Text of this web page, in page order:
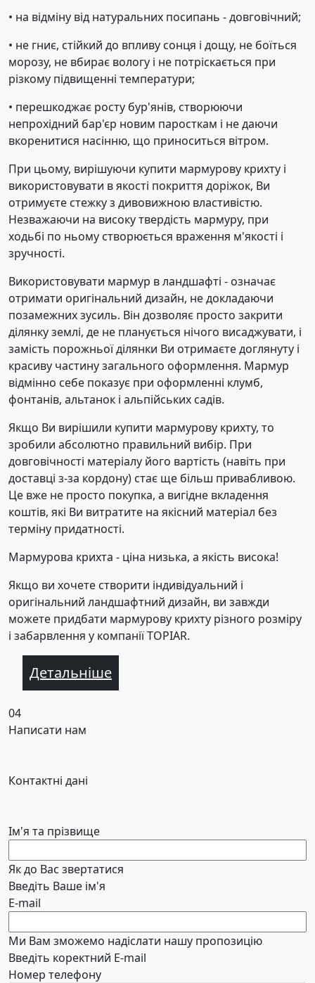
• на відміну від натуральних посипань - довговічний;
• не гниє, стійкий до впливу сонця і дощу, не боїться
морозу, не вбирає вологу і не потріскається при
різкому підвищенні температури;
• перешкоджає росту бур'янів, створюючи
непрохідний бар'єр новим паросткам і не даючи
вкоренитися насінню, що приноситься вітром.
При цьому, вирішуючи купити мармурову крихту і
використовувати в якості покриття доріжок, Ви
отримуєте стежку з дивовижною властивістю.
Незважаючи на високу твердість мармуру, при
ходьбі по ньому створюється враження м'якості і
зручності.
Використовувати мармур в ландшафті - означає
отримати оригінальний дизайн, не докладаючи
позамежних зусиль. Він дозволяє просто закрити
ділянку землі, де не планується нічого висаджувати, і
замість порожньої ділянки Ви отримаєте доглянуту і
красиву частину загального оформлення. Мармур
відмінно себе показує при оформленні клумб,
фонтанів, альтанок і альпійських садів.
Якщо Ви вирішили купити мармурову крихту, то
зробили абсолютно правильний вибір. При
довговічності матеріалу його вартість (навіть при
доставці з-за кордону) стає ще більш привабливою.
Це вже не просто покупка, а вигідне вкладення
коштів, які Ви витратите на якісний матеріал без
терміну придатності.
Мармурова крихта - ціна низька, а якість висока!
Якщо ви хочете створити індивідуальний і
оригінальний ландшафтний дизайн, ви завжди
можете придбати мармурову крихту різного розміру
і забарвлення у компанії TOPIAR.
Детальніше
04
Написати нам
Контактні дані
Ім'я та прізвище
Як до Вас звертатися
Введіть Ваше ім'я
E-mail
Ми Вам зможемо надіслати нашу пропозицію
Введіть коректний E-mail
Номер телефону